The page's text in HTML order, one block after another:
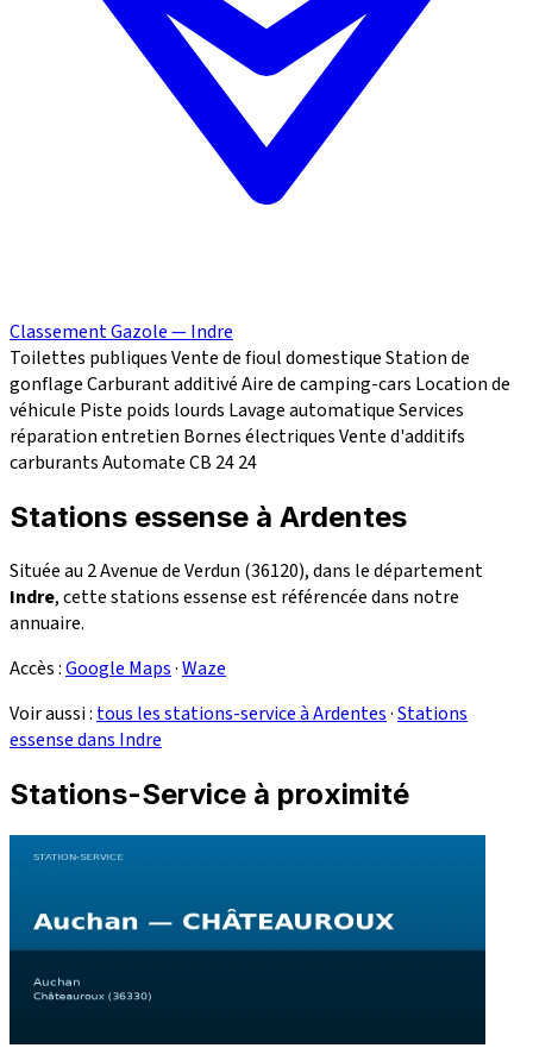
Classement Gazole — Indre
Toilettes publiquesVente de fioul domestiqueStation de
gonflageCarburant additivéAire de camping-cars Location de
véhicule Piste poids lourds Lavage automatiqueServices
réparationentretien Bornes électriquesVente d'additifs
carburantsAutomate CB 2424
Stations essense à Ardentes
Située au 2 Avenue de Verdun (36120), dans le département
Indre, cette stations essense est référencée dans notre
annuaire.
Accès :Google Maps·Waze
Voir aussi : tous les stations-service à Ardentes·Stations
essense dans Indre
Stations-Service à proximité